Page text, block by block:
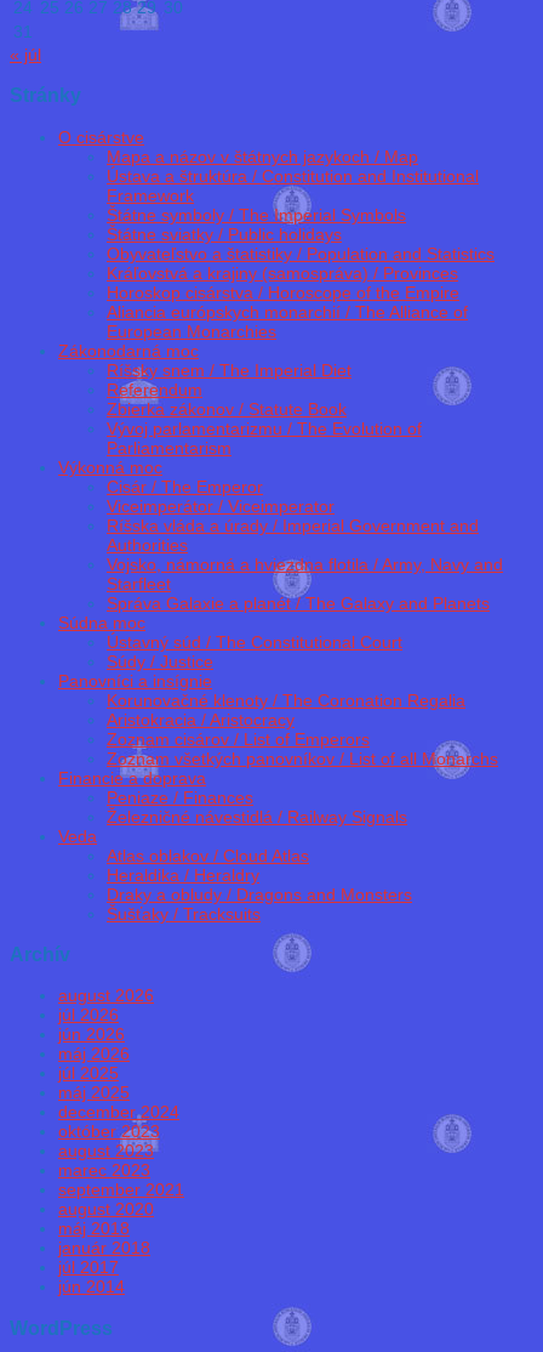
24 25 26 27 28 29 30
31
« júl
Stránky
O cisárstve
Mapa a názov v štátnych jazykoch / Map
Ústava a štruktúra / Constitution and Institutional
Framework
Štátne symboly / The Imperial Symbols
Štátne sviatky / Public holidays
Obyvateľstvo a štatistiky / Population and Statistics
Kráľovstvá a krajiny (samospráva) / Provinces
Horoskop cisárstva / Horoscope of the Empire
Aliancia európskych monarchií / The Alliance of
European Monarchies
Zákonodarná moc
Ríšsky snem / The Imperial Diet
Referendum
Zbierka zákonov / Statute Book
Vývoj parlamentarizmu / The Evolution of
Parliamentarism
Výkonná moc
Cisár / The Emperor
Viceimperátor / Viceimperator
Ríšska vláda a úrady / Imperial Government and
Authorities
Vojsko, námorná a hviezdna flotila / Army, Navy and
Starfleet
Správa Galaxie a planét / The Galaxy and Planets
Súdna moc
Ústavný súd / The Constitutional Court
Súdy / Justice
Panovníci a insígnie
Korunovačné klenoty / The Coronation Regalia
Aristokracia / Aristocracy
Zoznam cisárov / List of Emperors
Zoznam všetkých panovníkov / List of all Monarchs
Financie a doprava
Peniaze / Finances
Železničné návestidlá / Railway Signals
Veda
Atlas oblakov / Cloud Atlas
Heraldika / Heraldry
Draky a obludy / Dragons and Monsters
Šušťaky / Tracksuits
Archív
august 2026
júl 2026
jún 2026
máj 2026
júl 2025
máj 2025
december 2024
október 2023
august 2023
marec 2023
september 2021
august 2020
máj 2018
január 2018
júl 2017
jún 2014
WordPress